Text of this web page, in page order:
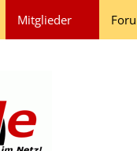
Mitglieder